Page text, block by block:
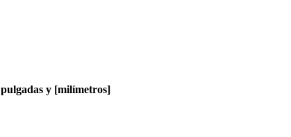
pulgadas y [milímetros]